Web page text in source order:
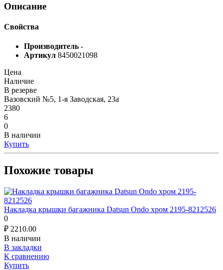
Описание
Свойства
Производитель -
Артикул 8450021098
Цена
Наличие
В резерве
Вазовский №5, 1-я Заводская, 23а
2380
6
0
В наличии
Купить
Похожие товары
Накладка крышки багажника Datsun Ondo хром 2195-8212526
0
₽ 2210.00
В наличии
В закладки
К сравнению
Купить